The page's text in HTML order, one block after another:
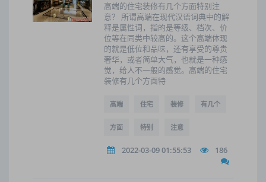
高端的住宅装修有几个方面特别注
意？ 所谓高端在现代汉语词典中的解
释是属性词，指的是等级、档次、价
位等在同类中较高的。这个高端体现
的就是低位和品味，还有享受的尊贵
奢华，或者简单大气，也就是一种感
觉，给人不一般的感觉。高端的住宅
装修有几个方面特
高端 住宅 装修 有几个
方面 特别 注意
2022-03-09 01:55:53 186